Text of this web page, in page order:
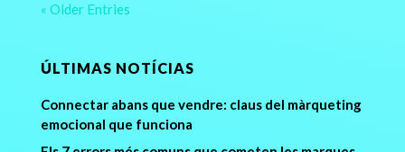
« Older Entries
ÚLTIMAS NOTÍCIAS
Connectar abans que vendre: claus del màrqueting
emocional que funciona